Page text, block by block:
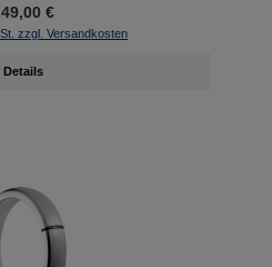
€
zzgl. Versandkosten
Details